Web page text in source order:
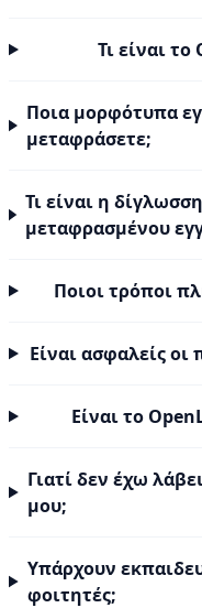
Τι είναι
Ποια μορφότυπα
μεταφράσετε;
Τι είναι η
μεταφρασμένου
Ποιοι τρόποι
Είναι ασφαλείς
Είναι το
Γιατί δεν έχω
μου;
Υπάρχουν
φοιτητές;